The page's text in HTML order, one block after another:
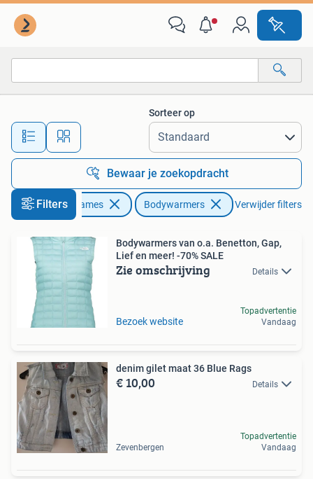
Alle afstanden…
Sorteer op
Bewaar je zoekopdracht
Filters
Kleding | Dames Bodywarmers Verwijder filters
Bodywarmers van o.a. Benetton, Gap,
Lief en meer! -70% SALE
Zie omschrijving Details
Bezoek website
Topadvertentie
Vandaag
denim gilet maat 36 Blue Rags
€ 10,00 Details
Zevenbergen
Topadvertentie
Vandaag